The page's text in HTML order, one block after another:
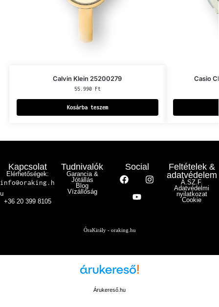
Calvin Klein 25200279
55.990 Ft
Kosárba teszem
Casio
Kapcsolat
Elérhetőségek:
info@oraking.h
u
+36 20 399 8105
Tudnivalók
Garancia &
Jótállás
Blog
Vízállóság
Social
Feltételek &
adatvédelem
Á.SZ.F.
Adatvédelmi
nyilatkozat
Cookie
ÓraKirály - oraking.hu
Árukereső.hu